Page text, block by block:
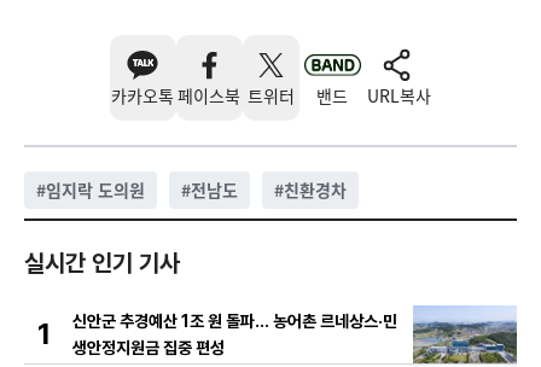
카카오톡 페이스북 트위터 밴드 URL복사
#임지락 도의원 #전남도 #친환경차
실시간 인기 기사
1
신안군 추경예산 1조 원 돌파… 농어촌 르네상스·민
생안정지원금 집중 편성